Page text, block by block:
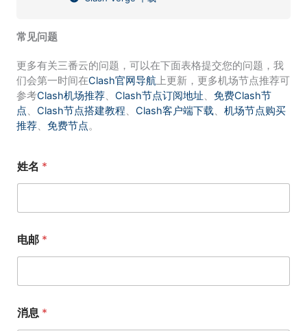
常见问题
更多有关三番云的问题，可以在下面表格提交您的问题，我
们会第一时间在Clash官网导航上更新，更多机场节点推荐可
参考Clash机场推荐、 Clash节点订阅地址、 免费Clash节
点、 Clash节点搭建教程、 Clash客户端下载、 机场节点购买
推荐、 免费节点。
姓名 *
电邮 *
消息 *